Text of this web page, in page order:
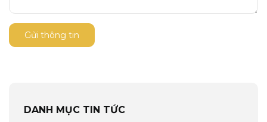
Gửi thông tin
DANH MỤC TIN TỨC